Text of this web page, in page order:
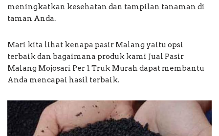
meningkatkan kesehatan dan tampilan tanaman di
taman Anda.
Mari kita lihat kenapa pasir Malang yaitu opsi
terbaik dan bagaimana produk kami Jual Pasir
Malang Mojosari Per 1 Truk Murah dapat membantu
Anda mencapai hasil terbaik.